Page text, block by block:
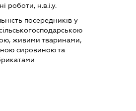
роботи, н.в.і.у.
посередників у
живими тваринами,
сировиною та